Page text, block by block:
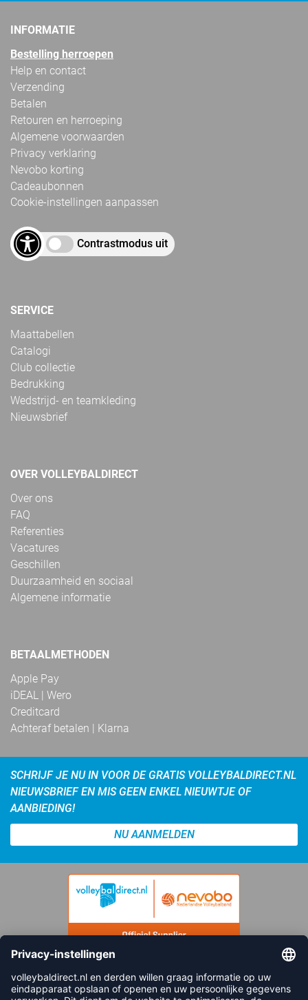
INFORMATIE
Bestelling herroepen
Help en contact
Verzending
Betalen
Retouren en herroeping
Algemene voorwaarden
Privacy verklaring
Nevobo korting
Cadeaubonnen
Cookie-instellingen aanpassen
Contrastmodus uit
SERVICE
Maattabellen
Catalogi
Club collectie
Bedrukking
Wedstrijd- en teamkleding
Nieuwsbrief
OVER VOLLEYBALDIRECT
Over ons
FAQ
Referenties
Vacatures
Geschillen
Duurzaamheid en sociaal
Algemene informatie
BETAALMETHODEN
Apple Pay
iDEAL | Wero
Creditcard
Achteraf betalen | Klarna
SCHRIJF JE NU IN VOOR DE GRATIS VOLLEYBALDIRECT.NL
NIEUWSBRIEF EN MIS GEEN ENKEL NIEUWTJE OF
AANBIEDING!
NU AANMELDEN